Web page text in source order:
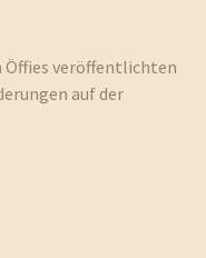
Öffies veröffentlichten
auf der